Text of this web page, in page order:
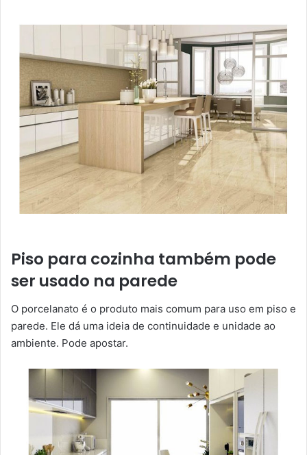
Piso para cozinha também pode
ser usado na parede
O porcelanato é o produto mais comum para uso em piso e
parede. Ele dá uma ideia de continuidade e unidade ao
ambiente. Pode apostar.